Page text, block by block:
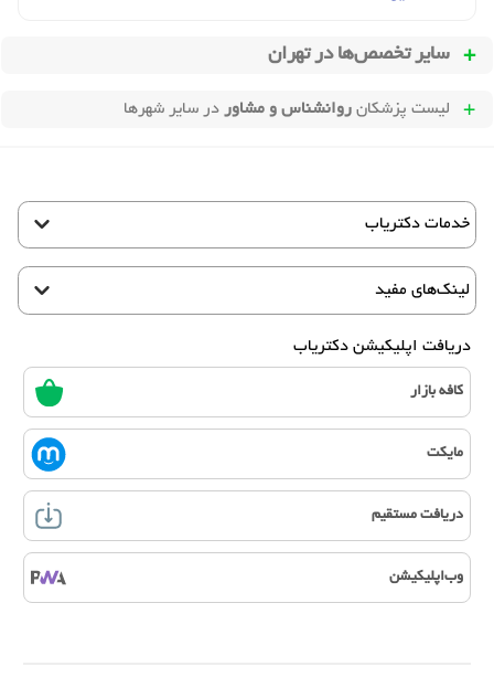
سایر تخصص‌ها درتهران
لیست پزشکان روانشناس و مشاور در سایر شهرها
خدمات دکتریاب
لینک‌های مفید
دریافت اپلیکیشن دکتریاب
کافه بازار
مایکت
دریافت مستقیم
وب‌اپلیکیشن